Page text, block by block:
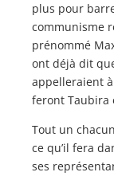
plus pour
communisme
prénommé
ont déjà dit
appelleraient
feront Taubira
Tout un
ce qu’il fera
ses